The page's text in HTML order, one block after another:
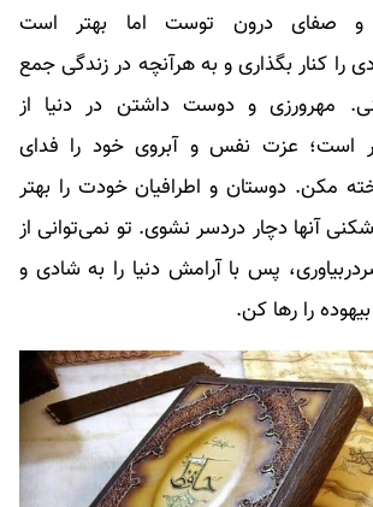
و صفای درون توست اما بهتر است
کنار بگذاری و به هرآنچه در زندگی جمع
مهرورزی و دوست داشتن در دنیا از
است؛ عزت نفس و آبروی خود را فدای
مکن. دوستان و اطرافیان خودت را بهتر
آنها دچار دردسر نشوی. تو نمی‌توانی از
پس با آرامش دنیا را به شادی و
را رها کن.